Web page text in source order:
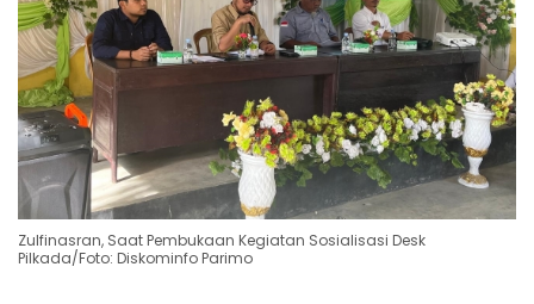
Zulfinasran, Saat Pembukaan Kegiatan Sosialisasi Desk
Pilkada/Foto: Diskominfo Parimo